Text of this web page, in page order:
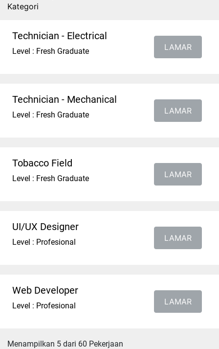
Kategori
Technician - Electrical
Level : Fresh Graduate LAMAR
Technician - Mechanical
Level : Fresh Graduate LAMAR
Tobacco Field
Level : Fresh Graduate LAMAR
UI/UX Designer
Level : Profesional LAMAR
Web Developer
Level : Profesional LAMAR
Menampilkan 5 dari 60 Pekerjaan